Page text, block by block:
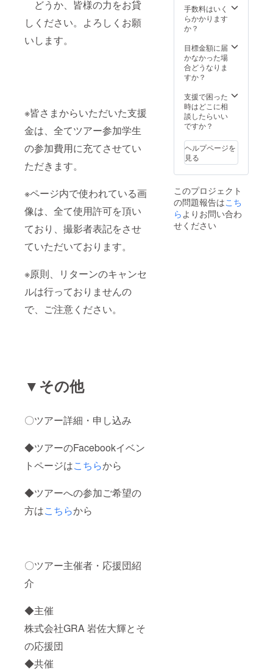
どうか、皆様の力をお貸
しください。よろしくお願
いします。
※皆さまからいただいた支援
金は、全てツアー参加学生
の参加費用に充てさせてい
ただきます。
※ページ内で使われている画
像は、全て使用許可を頂い
ており、撮影者表記をさせ
ていただいております。
※原則、リターンのキャンセ
ルは行っておりませんの
で、ご注意ください。
▼その他
〇ツアー詳細・申し込み
◆ツアーのFacebookイベン
トページはこちらから
◆ツアーへの参加ご希望の
方はこちらから
〇ツアー主催者・応援団紹
介
◆主催
株式会社GRA 岩佐大輝とそ
の応援団
◆共催
質：ポ
リエス
ン ・サ
イズ表
記：な
・サイ
ズ詳
細：肩
幅
総丈：
32cm、
袖23㎝
・商品
の状
態：非
常にき
れい ・
手数料はいく
らかかります
か？
目標金額に届
かなかった場
合どうなりま
すか？
支援で困った
時はどこに相
談したらいい
ですか？
ヘルプページを
見る
このプロジェクト
の問題報告はこち
らよりお問い合わ
せください